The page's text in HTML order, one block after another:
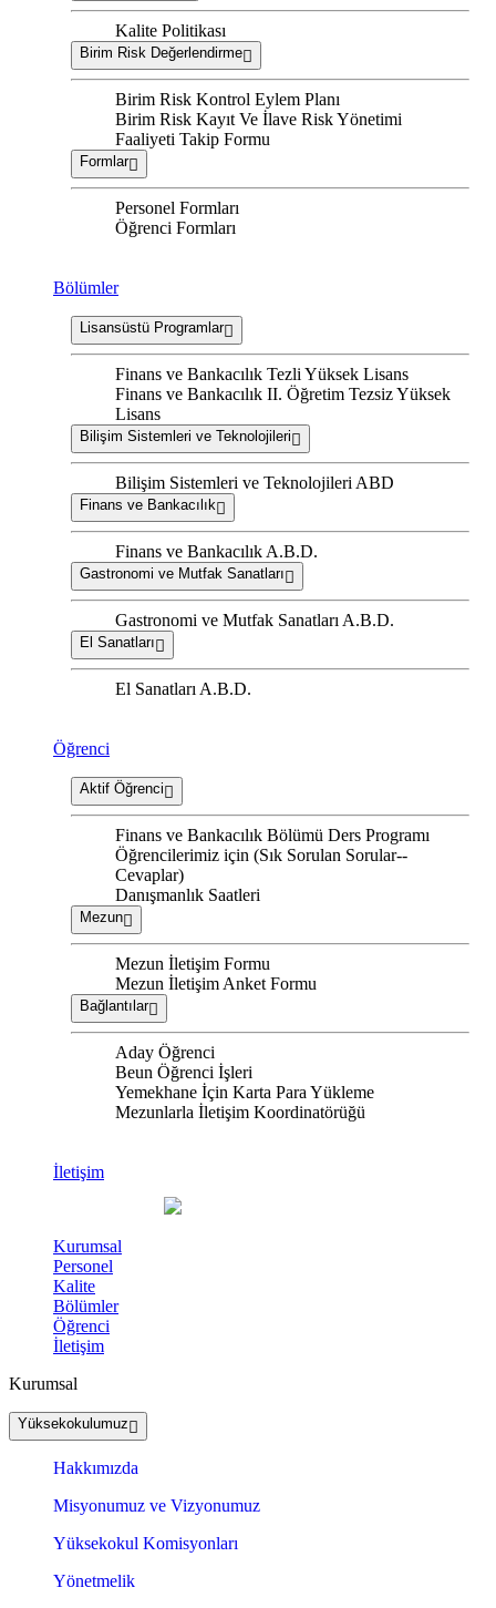
Kalite Politikası
Birim Risk Değerlendirme
Birim Risk Kontrol Eylem Planı
Birim Risk Kayıt Ve İlave Risk Yönetimi
Faaliyeti Takip Formu
Formlar
Personel Formları
Öğrenci Formları
Bölümler
Lisansüstü Programlar
Finans ve Bankacılık Tezli Yüksek Lisans
Finans ve Bankacılık II. Öğretim Tezsiz Yüksek
Lisans
Bilişim Sistemleri ve Teknolojileri
Bilişim Sistemleri ve Teknolojileri ABD
Finans ve Bankacılık
Finans ve Bankacılık A.B.D.
Gastronomi ve Mutfak Sanatları
Gastronomi ve Mutfak Sanatları A.B.D.
El Sanatları
El Sanatları A.B.D.
Öğrenci
Aktif Öğrenci
Finans ve Bankacılık Bölümü Ders Programı
Öğrencilerimiz için (Sık Sorulan Sorular--
Cevaplar)
Danışmanlık Saatleri
Mezun
Mezun İletişim Formu
Mezun İletişim Anket Formu
Bağlantılar
Aday Öğrenci
Beun Öğrenci İşleri
Yemekhane İçin Karta Para Yükleme
Mezunlarla İletişim Koordinatörüğü
İletişim
Kurumsal
Personel
Kalite
Bölümler
Öğrenci
İletişim
Kurumsal
Yüksekokulumuz
Hakkımızda
Misyonumuz ve Vizyonumuz
Yüksekokul Komisyonları
Yönetmelik